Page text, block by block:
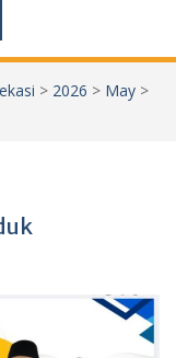
> 2026 > May >